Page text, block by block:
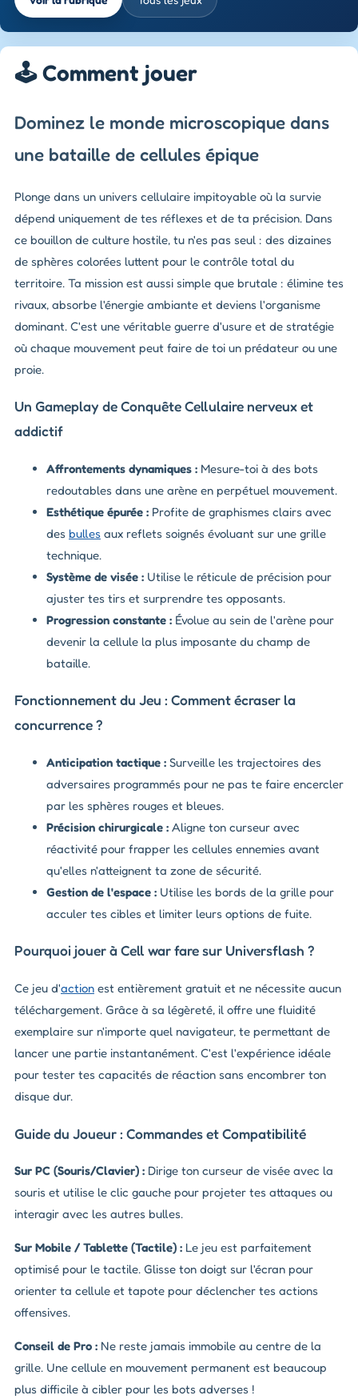
🕹️ Comment jouer
Dominez le monde microscopique dans
une bataille de cellules épique
Plonge dans un univers cellulaire impitoyable où la survie
dépend uniquement de tes réflexes et de ta précision. Dans
ce bouillon de culture hostile, tu n'es pas seul : des dizaines
de sphères colorées luttent pour le contrôle total du
territoire. Ta mission est aussi simple que brutale : élimine tes
rivaux, absorbe l'énergie ambiante et deviens l'organisme
dominant. C'est une véritable guerre d'usure et de stratégie
où chaque mouvement peut faire de toi un prédateur ou une
proie.
Un Gameplay de Conquête Cellulaire nerveux et
addictif
Affrontements dynamiques : Mesure-toi à des bots
redoutables dans une arène en perpétuel mouvement.
Esthétique épurée : Profite de graphismes clairs avec
des bulles aux reflets soignés évoluant sur une grille
technique.
Système de visée : Utilise le réticule de précision pour
ajuster tes tirs et surprendre tes opposants.
Progression constante : Évolue au sein de l'arène pour
devenir la cellule la plus imposante du champ de
bataille.
Fonctionnement du Jeu : Comment écraser la
concurrence ?
Anticipation tactique : Surveille les trajectoires des
adversaires programmés pour ne pas te faire encercler
par les sphères rouges et bleues.
Précision chirurgicale : Aligne ton curseur avec
réactivité pour frapper les cellules ennemies avant
qu'elles n'atteignent ta zone de sécurité.
Gestion de l'espace : Utilise les bords de la grille pour
acculer tes cibles et limiter leurs options de fuite.
Pourquoi jouer à Cell war fare sur Universflash ?
Ce jeu d'action est entièrement gratuit et ne nécessite aucun
téléchargement. Grâce à sa légèreté, il offre une fluidité
exemplaire sur n'importe quel navigateur, te permettant de
lancer une partie instantanément. C'est l'expérience idéale
pour tester tes capacités de réaction sans encombrer ton
disque dur.
Guide du Joueur : Commandes et Compatibilité
Sur PC (Souris/Clavier) : Dirige ton curseur de visée avec la
souris et utilise le clic gauche pour projeter tes attaques ou
interagir avec les autres bulles.
Sur Mobile / Tablette (Tactile) : Le jeu est parfaitement
optimisé pour le tactile. Glisse ton doigt sur l'écran pour
orienter ta cellule et tapote pour déclencher tes actions
offensives.
Conseil de Pro : Ne reste jamais immobile au centre de la
grille. Une cellule en mouvement permanent est beaucoup
plus difficile à cibler pour les bots adverses !